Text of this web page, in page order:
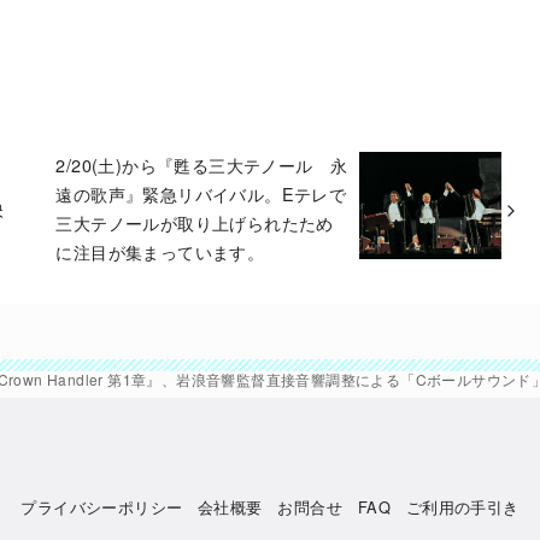
2/20(土)から『甦る三大テノール 永
遠の歌声』緊急リバイバル。Eテレで
三大テノールが取り上げられたため
に注目が集まっています。
Handler 第1章』、岩浪音響監督直接音響調整による「Cボールサウンド
プライバシーポリシー 会社概要 お問合せ FAQ ご利用の手引き